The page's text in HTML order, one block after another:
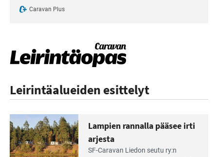
Caravan Plus
Leirintäalueiden esittelyt
Lue
Lampien rannalla pääsee irti
arjesta
SF-Caravan Liedon seutu ry:n